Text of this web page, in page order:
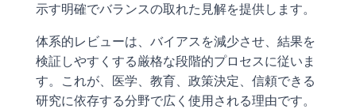
示す明確でバランスの取れた見解を提供します。
体系的レビューは、バイアスを減少させ、結果を
検証しやすくする厳格な段階的プロセスに従いま
す。これが、医学、教育、政策決定、信頼できる
研究に依存する分野で広く使用される理由です。